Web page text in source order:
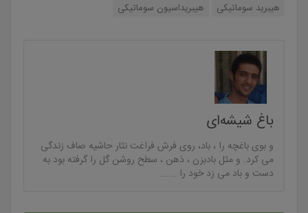
هیبرید سوماتیکی
هیبریداسیون سوماتیکی
باغ شیشه‌ای
و بوی باغچه را ، باد، روی فرش فراغت نثار حاشیه صاف زندگی
می کرد. و مثل بادبزن ، ذهن ، سطح روشن گل را گرفته بود به
دست و باد می زد خود را ......